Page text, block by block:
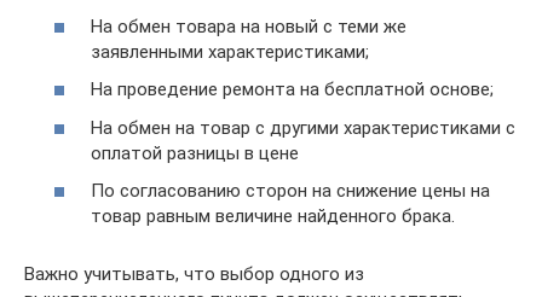
На обмен товара на новый с теми же
заявленными характеристиками;
На проведение ремонта на бесплатной основе;
На обмен на товар с другими характеристиками с
оплатой разницы в цене
По согласованию сторон на снижение цены на
товар равным величине найденного брака.
Важно учитывать, что выбор одного из